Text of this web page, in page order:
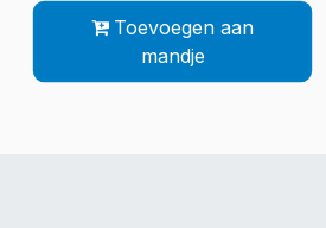
Toevoegen aan
mandje